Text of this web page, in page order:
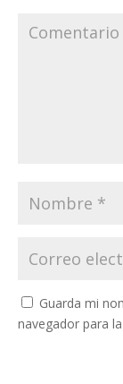
Guarda mi
navegador para